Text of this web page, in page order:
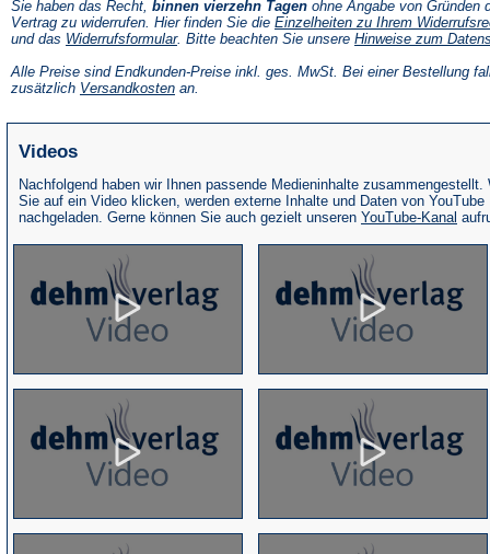
Sie haben das Recht, binnen vierzehn Tagen ohne Angabe von Gründen
Vertrag zu widerrufen. Hier finden Sie die Einzelheiten zu Ihrem
und das Widerrufsformular(Öffnet
einem
neuen
. Bitte beachten Sie unsere Hinweise zum
Alle Preise sind Endkunden-Preise inkl. ges. MwSt. Bei einer Bestellung
zusätzlich Versandkosten(Öffnet
an.
Videos
Nachfolgend haben wir Ihnen passende Medieninhalte zusammengestellt.
Sie auf ein Video klicken, werden externe Inhalte und Daten von YouTube
nachgeladen. Gerne können Sie auch gezielt unseren YouTube-Kanal